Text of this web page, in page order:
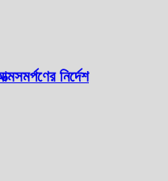
নির্দেশ